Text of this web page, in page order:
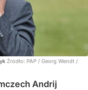
Źródło: PAP / Georg Wendt /
Andrij